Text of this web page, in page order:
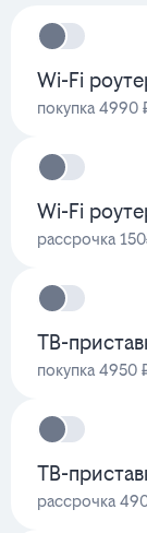
Wi-Fi
покупка 4990
Wi-Fi
рассрочка
ТВ-
покупка 4950
ТВ-
рассрочка